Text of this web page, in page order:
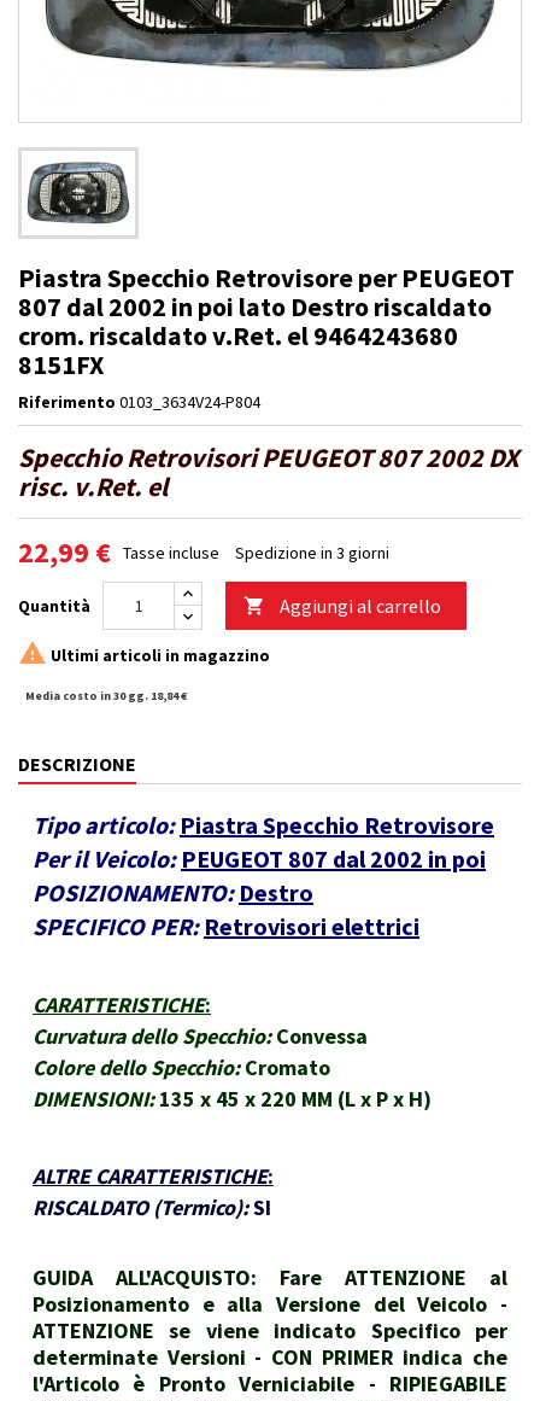
Piastra Specchio Retrovisore per PEUGEOT
807 dal 2002 in poi lato Destro riscaldato
crom. riscaldato v.Ret. el 9464243680
8151FX
Riferimento 0103_3634V24-P804
Specchio Retrovisori PEUGEOT 807 2002 DX
risc. v.Ret. el
22,99 € Tasse incluse Spedizione in 3 giorni
Quantità  Aggiungi al carrello
 Ultimi articoli in magazzino
Media costo in 30 gg. 18,84 €
DESCRIZIONE
Tipo articolo: Piastra Specchio Retrovisore
Per il Veicolo: PEUGEOT 807 dal 2002 in poi
POSIZIONAMENTO: Destro
SPECIFICO PER: Retrovisori elettrici
CARATTERISTICHE:
Curvatura dello Specchio: Convessa
Colore dello Specchio: Cromato
DIMENSIONI: 135 x 45 x 220 MM (L x P x H)
ALTRE CARATTERISTICHE:
RISCALDATO (Termico):SI
GUIDA ALL'ACQUISTO: Fare ATTENZIONE al
Posizionamento e alla Versione del Veicolo -
ATTENZIONE se viene indicato Specifico per
determinate Versioni - CON PRIMER indica che
l'Articolo è Pronto Verniciabile - RIPIEGABILE